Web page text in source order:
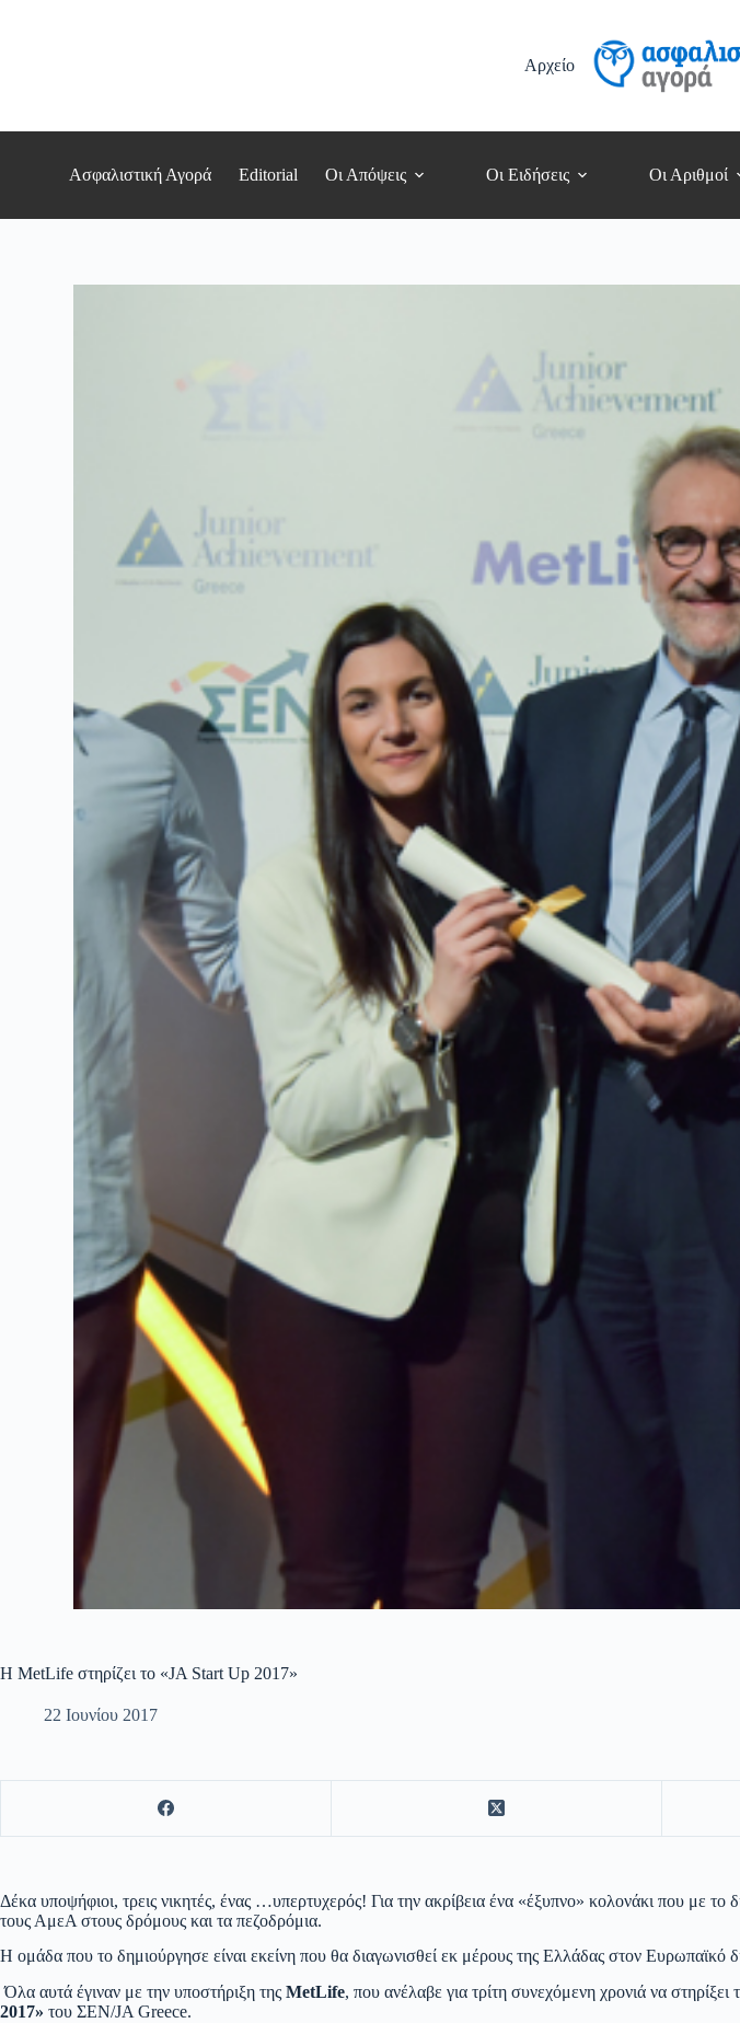
Αρχείο
Ασφαλιστική Αγορά Editorial Οι Απόψεις Οι Ειδήσεις Οι Αριθμοί
H MetLife στηρίζει το «JA Start Up 2017»
22 Ιουνίου 2017
Δέκα υποψήφιοι, τρεις νικητές, ένας …υπερτυχερός! Για την ακρίβεια ένα «έξυπνο» κολονάκι που με το
τους ΑμεΑ στους δρόμους και τα πεζοδρόμια.
Η ομάδα που το δημιούργησε είναι εκείνη που θα διαγωνισθεί εκ μέρους της Ελλάδας στον Ευρωπαϊκό
Όλα αυτά έγιναν με την υποστήριξη της MetLife, που ανέλαβε για τρίτη συνεχόμενη χρονιά να
2017» του ΣΕΝ/JA Greece.